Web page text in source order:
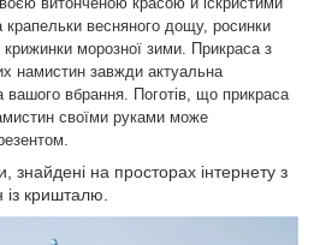
весняного дощу, росинки
крижинки морозної зими. Прикраса з
намистин завжди актуальна
вашого вбрання. Поготів, що прикраса
своїми руками може
знайдені на просторах інтернету з
кришталю.